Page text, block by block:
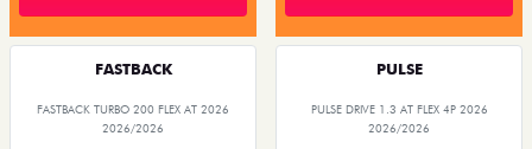
FASTBACK
FASTBACK TURBO 200 FLEX AT 2026
2026/2026
PULSE
PULSE DRIVE 1.3 AT FLEX 4P 2026
2026/2026